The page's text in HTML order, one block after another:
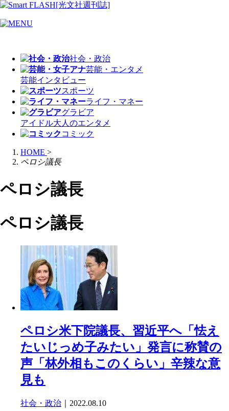
社会・政治
芸能・エンタメ
芸能インタビュー
スポーツ
ライフ・マネー
グラビア
アイドル大人のエンタメ
コミック
HOME >
ペロシ議長
ペロシ議長
ペロシ議長
ペロシ米下院議長、習近平へ「怯え
たいじっめ子みたい」発言に称賛の
声「林外相もこのくらい」辛辣な意
見も
社会・政治 ｜2022.08.10